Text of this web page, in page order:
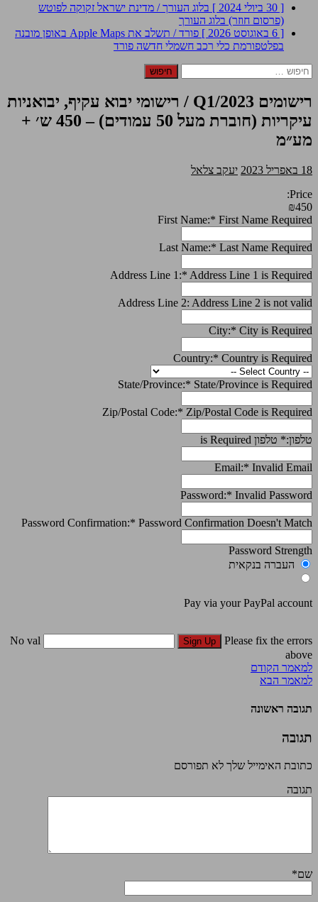
[ 30 ביולי 2024 ]
בלוג העורך / מדינת ישראל זקוקה לפוטש
(פרסום חוזר) בלוג העורך
[ 6 באוגוסט 2026 ]
פורד / תשלב את Apple Maps באופן מובנה
בפלטפורמת כלי רכב חשמלי חדשה פורד
חיפוש:
רישומים Q1/2023 / רישומי יבוא עקיף, יבואניות
עיקריות (חוברת מעל 50 עמודים) – 450 ש׳ +
מע״מ
18 באפריל 2023
יעקב צלאל
Price:
₪450
First Name:* First Name Required
Last Name:* Last Name Required
Address Line 1:* Address Line 1 is Required
Address Line 2: Address Line 2 is not valid
City:* City is Required
Country:* Country is Required
State/Province:* State/Province is Required
Zip/Postal Code:* Zip/Postal Code is Required
טלפון:* טלפון is Required
Email:* Invalid Email
Password:* Invalid Password
Password Confirmation:* Password Confirmation Doesn't Match
Password Strength
העברה בנקאית
Pay via your PayPal account
No val
Please fix the errors
above
למאמר הקודם
למאמר הבא
תגובה ראשונה
תגובה
כתובת האימייל שלך לא תפורסם
תגובה
שם*